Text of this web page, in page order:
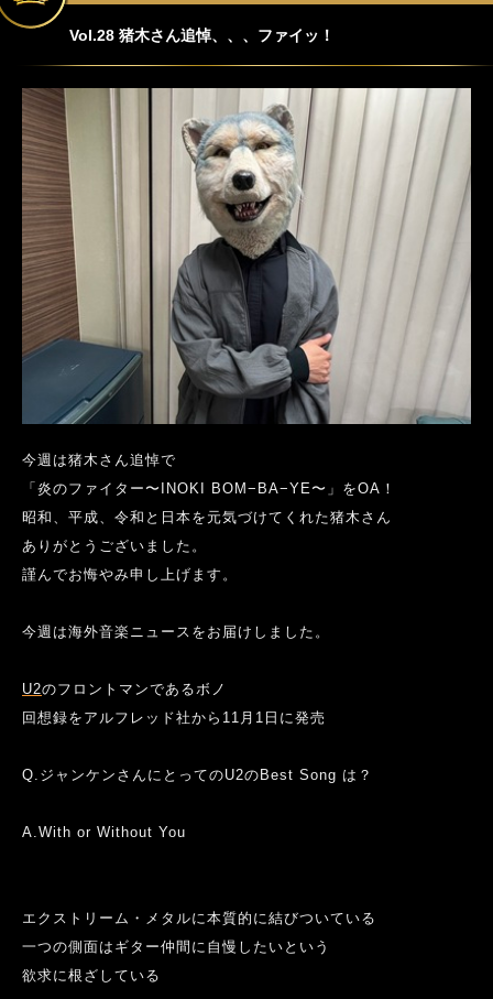
Vol.28 猪木さん追悼、、、ファイッ！
今週は猪木さん追悼で
「炎のファイター〜 INOKI BOM − BA−YE〜」をOA！
昭和、平成、令和と日本を元気づけてくれた猪木さん
ありがとうございました。
謹んでお悔やみ申し上げます。
今週は海外音楽ニュースをお届けしました。
U2のフロントマンであるボノ
回想録を アルフレッド社から 11 月 1 日に発売
Q. ジャンケンさんにとってのU2の Best Song は？
A.With or Without You
エクストリーム・メタルに本質的に結びついている
一つの側面は ギター仲間に自慢したいという
欲求に根ざしている